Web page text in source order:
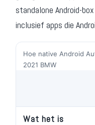
standalone Android-
inclusief apps die
Hoe native Android
2021 BMW
Wat het is